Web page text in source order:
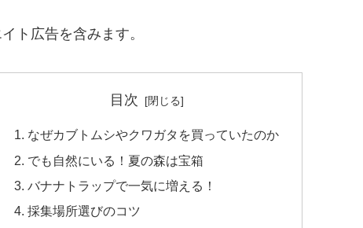
ト広告を含みます。
目次
なぜカブトムシやクワガタを買っていたのか
でも自然にいる！夏の森は宝箱
バナナトラップで一気に増える！
採集場所選びのコツ